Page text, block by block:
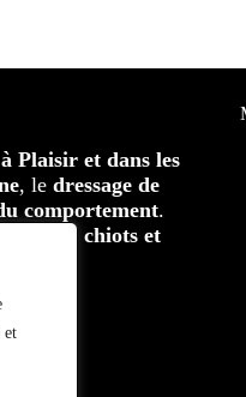
et
Plaisir et dans les
, le dressage de
comportement.
, pour chiots et